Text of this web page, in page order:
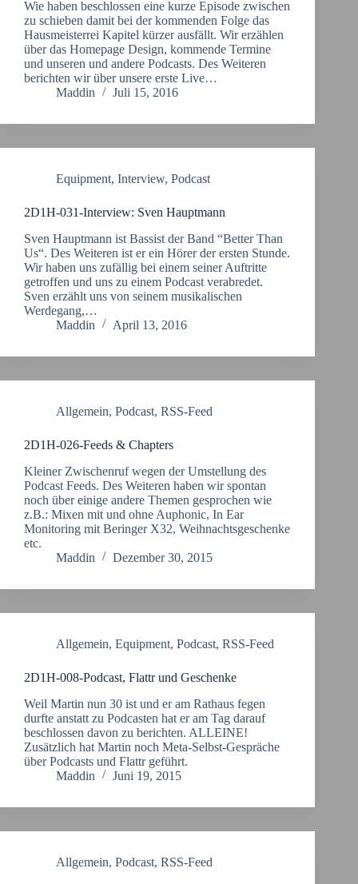
Wie haben beschlossen eine kurze Episode zwischen
zu schieben damit bei der kommenden Folge das
Hausmeisterrei Kapitel kürzer ausfällt. Wir erzählen
über das Homepage Design, kommende Termine
und unseren und andere Podcasts. Des Weiteren
berichten wir über unsere erste Live…
Maddin
Juli 15, 2016
Equipment, Interview, Podcast
2D1H-031-Interview: Sven Hauptmann
Sven Hauptmann ist Bassist der Band “Better Than
Us“. Des Weiteren ist er ein Hörer der ersten Stunde.
Wir haben uns zufällig bei einem seiner Auftritte
getroffen und uns zu einem Podcast verabredet.
Sven erzählt uns von seinem musikalischen
Werdegang,…
Maddin
April 13, 2016
Allgemein, Podcast, RSS-Feed
2D1H-026-Feeds & Chapters
Kleiner Zwischenruf wegen der Umstellung des
Podcast Feeds. Des Weiteren haben wir spontan
noch über einige andere Themen gesprochen wie
z.B.: Mixen mit und ohne Auphonic, In Ear
Monitoring mit Beringer X32, Weihnachtsgeschenke
etc.
Maddin
Dezember 30, 2015
Allgemein, Equipment, Podcast, RSS-Feed
2D1H-008-Podcast, Flattr und Geschenke
Weil Martin nun 30 ist und er am Rathaus fegen
durfte anstatt zu Podcasten hat er am Tag darauf
beschlossen davon zu berichten. ALLEINE!
Zusätzlich hat Martin noch Meta-Selbst-Gespräche
über Podcasts und Flattr geführt.
Maddin
Juni 19, 2015
Allgemein, Podcast, RSS-Feed